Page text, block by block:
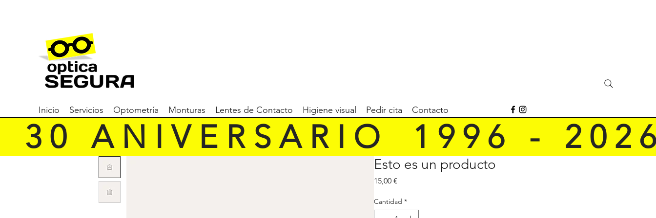
Inicio Servicios Optometría Monturas Lentes de Contacto Higiene visual Pedir cita Contacto
3 0   A N I V E R S A R I O    1 9 9 6   -   2 0
Esto es un producto
15,00 €
Cantidad *